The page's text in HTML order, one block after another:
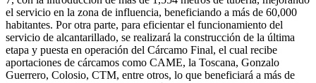
el servicio en la zona de influencia, beneficiando a más de 60,000
habitantes. Por otra parte, para eficientar el funcionamiento del
servicio de alcantarillado, se realizará la construcción de la última
etapa y puesta en operación del Cárcamo Final, el cual recibe
aportaciones de cárcamos como CAME, la Toscana, Gonzalo
Guerrero, Colosio, CTM, entre otros, lo que beneficiará a más de